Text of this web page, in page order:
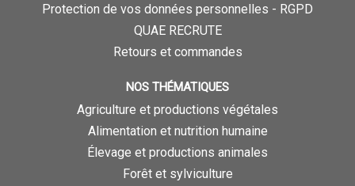
Protection de vos données personnelles - RGPD
QUAE RECRUTE
Retours et commandes
NOS THÉMATIQUES
Agriculture et productions végétales
Alimentation et nutrition humaine
Élevage et productions animales
Forêt et sylviculture